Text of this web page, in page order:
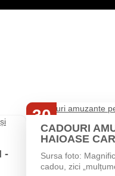
-
30
Iul
CADOURI
HAIOASE
Sursa foto:
cadou, zici